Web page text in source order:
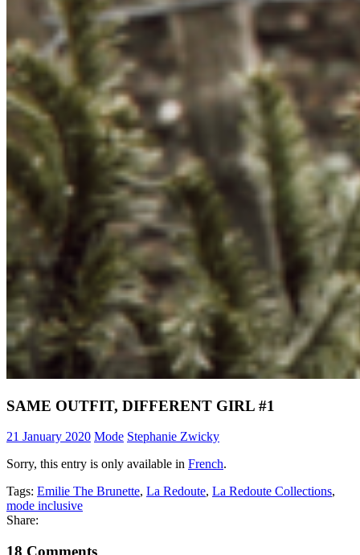
SAME OUTFIT, DIFFERENT GIRL #1
21 January 2020 Mode Stephanie Zwicky
Sorry, this entry is only available in French.
Tags: Emilie The Brunette, La Redoute, La Redoute Collections,
mode inclusive
Share:
18 Comments